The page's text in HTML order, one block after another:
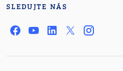
SLEDUJTE NÁS